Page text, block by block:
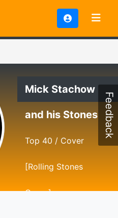
Mick Stachow
and his Stones
Top 40 / Cover
[Rolling Stones
Cover]
Feedback